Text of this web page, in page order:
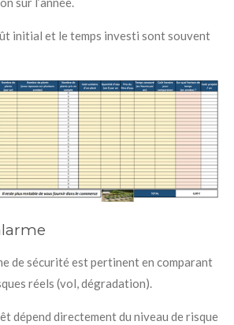
initial et le temps investi sont souvent
de sécurité est pertinent en comparant
réels (vol, dégradation).
dépend directement du niveau de risque